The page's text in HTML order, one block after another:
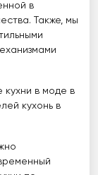
в
Также, мы
кухни в моде в
кухонь в